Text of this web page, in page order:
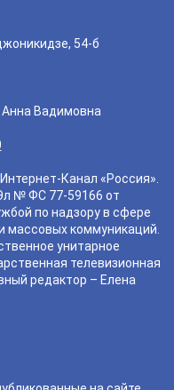
54-б
Вадимовна
Канал «Россия».
№ ФС 77-59166 от
по надзору в сфере
массовых коммуникаций.
унитарное
телевизионная
редактор – Елена